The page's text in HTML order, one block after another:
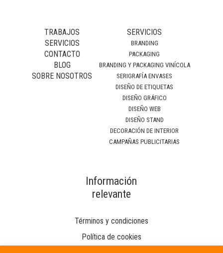
TRABAJOS
SERVICIOS
CONTACTO
BLOG
SOBRE NOSOTROS
SERVICIOS
BRANDING
PACKAGING
BRANDING Y PACKAGING VINÍCOLA
SERIGRAFÍA ENVASES
DISEÑO DE ETIQUETAS
DISEÑO GRÁFICO
DISEÑO WEB
DISEÑO STAND
DECORACIÓN DE INTERIOR
CAMPAÑAS PUBLICITARIAS
Información
relevante
Términos y condiciones
Política de cookies